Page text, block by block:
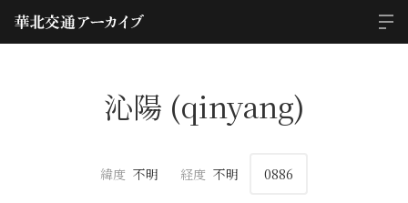
沁陽 (qinyang)
緯度 不明 経度 不明 0886